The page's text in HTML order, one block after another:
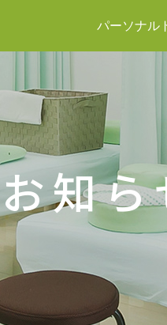
パーソナル
お知